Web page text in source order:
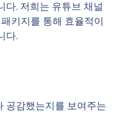
다. 저희는 유튜브 채널
키지를 통해 효율적이
다.
공감했는지를 보여주는